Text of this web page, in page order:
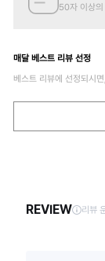
50자 이상의
매달 베스트 리뷰 선정
베스트 리뷰에 선정되시